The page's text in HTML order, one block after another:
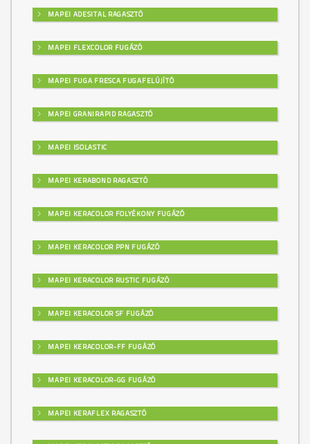
MAPEI ADESITAL RAGASZTÓ
MAPEI FLEXCOLOR FUGÁZÓ
MAPEI FUGA FRESCA FUGAFELÚJÍTÓ
MAPEI GRANIRAPID RAGASZTÓ
MAPEI ISOLASTIC
MAPEI KERABOND RAGASZTÓ
MAPEI KERACOLOR FOLYÉKONY FUGÁZÓ
MAPEI KERACOLOR PPN FUGÁZÓ
MAPEI KERACOLOR RUSTIC FUGÁZÓ
MAPEI KERACOLOR SF FUGÁZÓ
MAPEI KERACOLOR-FF FUGÁZÓ
MAPEI KERACOLOR-GG FUGÁZÓ
MAPEI KERAFLEX RAGASZTÓ